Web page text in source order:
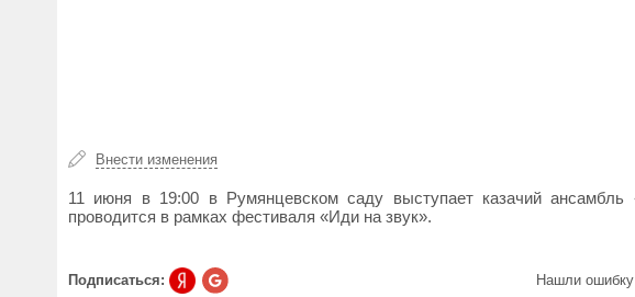
Внести изменения
11 июня в 19:00 в Румянцевском саду выступает казачий
проводится в рамках фестиваля «Иди на звук».
Подписаться: Нашли ошибку